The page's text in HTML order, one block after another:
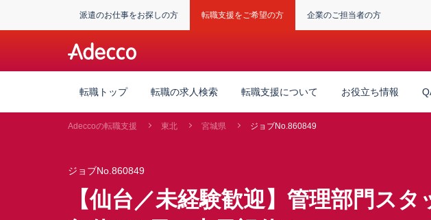
派遣のお仕事をお探しの方 転職支援をご希望の方 企業のご担当者の方
転職トップ 転職の求人検索 転職支援について お役立ち情報
Adeccoの転職支援 東北 宮城県 ジョブNo.860849
ジョブNo.860849
【仙台／未経験歓迎】管理部門ス